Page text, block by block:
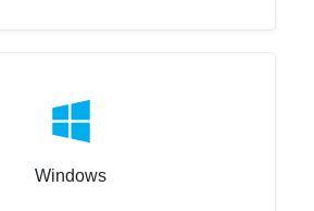
Windows